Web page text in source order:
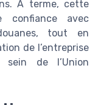
À terme, cette
confiance avec
tout en
de l’entreprise
de l’Union